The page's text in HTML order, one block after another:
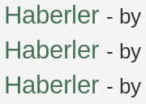
- by
- by
- by